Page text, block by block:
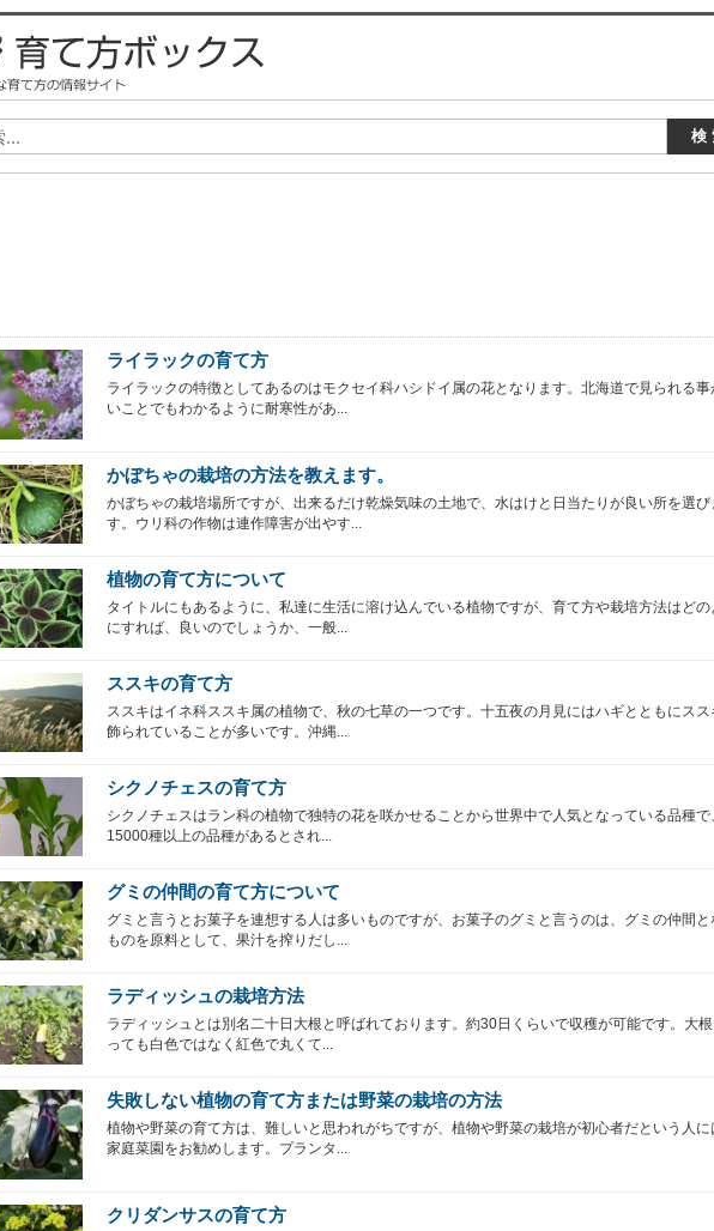
ライラックの育て方
ライラックの特徴としてあるのはモクセイ科ハシドイ属の花となります。北海道で見られる事
いことでもわかるように耐寒性があ...
かぼちゃの栽培の方法を教えます。
かぼちゃの栽培場所ですが、出来るだけ乾燥気味の土地で、水はけと日当たりが良い所を選び
す。ウリ科の作物は連作障害が出やす...
植物の育て方について
タイトルにもあるように、私達に生活に溶け込んでいる植物ですが、育て方や栽培方法はどの
にすれば、良いのでしょうか、一般...
ススキの育て方
ススキはイネ科ススキ属の植物で、秋の七草の一つです。十五夜の月見にはハギとともにスス
飾られていることが多いです。沖縄...
シクノチェスの育て方
シクノチェスはラン科の植物で独特の花を咲かせることから世界中で人気となっている品種で
15000種以上の品種があるとされ...
グミの仲間の育て方について
グミと言うとお菓子を連想する人は多いものですが、お菓子のグミと言うのは、グミの仲間と
ものを原料として、果汁を搾りだし...
ラディッシュの栽培方法
ラディッシュとは別名二十日大根と呼ばれております。約30日くらいで収穫が可能です。大
っても白色ではなく紅色で丸くて...
失敗しない植物の育て方または野菜の栽培の方法
植物や野菜の育て方は、難しいと思われがちですが、植物や野菜の栽培が初心者だという人に
家庭菜園をお勧めします。プランタ...
クリダンサスの育て方